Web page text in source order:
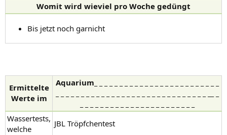
Womit wird wieviel pro Woche gedüngt
Bis jetzt noch garnicht
Ermittelte
Werte im
Aquarium_ _ _ _ _ _ _ _ _ _ _ _ _ _ _ _ _ _ _ _ _ _ _ _ _
Wassertests,
welche
JBL Tröpfchentest